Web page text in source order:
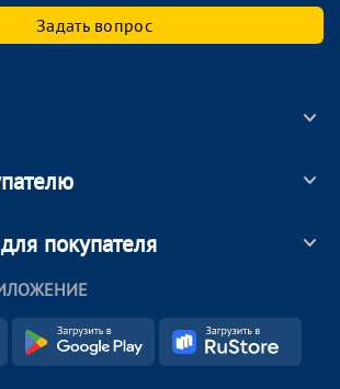
Задать вопрос
покупателя